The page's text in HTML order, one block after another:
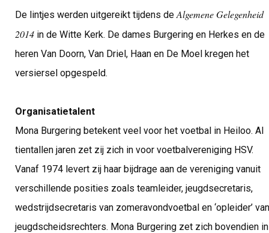
De lintjes werden uitgereikt tijdens deAlgemene Gelegenheid
2014in de Witte Kerk. De dames Burgering en Herkes en de
heren Van Doorn, Van Driel, Haan en De Moel kregen het
versiersel opgespeld.
Organisatietalent
Mona Burgering betekent veel voor het voetbal in Heiloo. Al
tientallen jaren zet zij zich in voor voetbalvereniging HSV.
Vanaf 1974 levert zij haar bijdrage aan de vereniging vanuit
verschillende posities zoals teamleider, jeugdsecretaris,
wedstrijdsecretaris van zomeravondvoetbal en ‘opleider’ van
jeugdscheidsrechters. Mona Burgering zet zich bovendien in